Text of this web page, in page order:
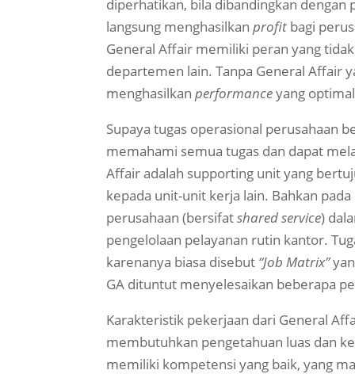
diperhatikan, bila dibandingkan
langsung menghasilkanprofit bagi
General Affair memiliki peran yang
departemen lain. Tanpa General Affair
menghasilkanperformanceyang
Supaya tugas operasional perusahaan
memahami semua tugas dan dapat
Affair adalah supporting unit yang
kepada unit-unit kerja lain. Bahkan
perusahaan (bersifatshared service)
pengelolaan pelayanan rutin kantor.
karenanya biasa disebut “Job Matrix”
GA dituntut menyelesaikan beberapa
Karakteristik pekerjaan dari General
membutuhkan pengetahuan luas dan
memiliki kompetensi yang baik, yang